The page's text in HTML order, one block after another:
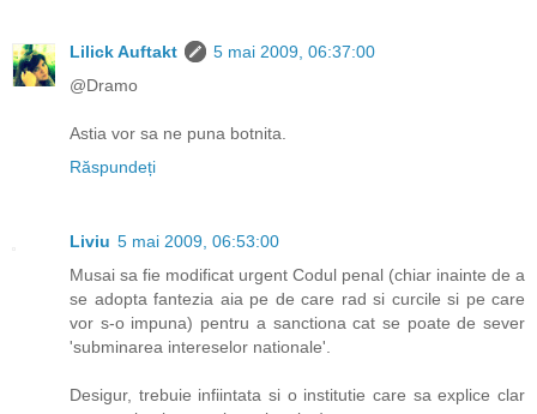
Lilick Auftakt
5 mai 2009, 06:37:00
@Dramo
Astia vor sa ne puna botnita.
Răspundeți
Liviu 5 mai 2009, 06:53:00
Musai sa fie modificat urgent Codul penal (chiar inainte de a
se adopta fantezia aia pe de care rad si curcile si pe care
vor s-o impuna) pentru a sanctiona cat se poate de sever
'subminarea intereselor nationale'.
Desigur, trebuie infiintata si o institutie care sa explice clar